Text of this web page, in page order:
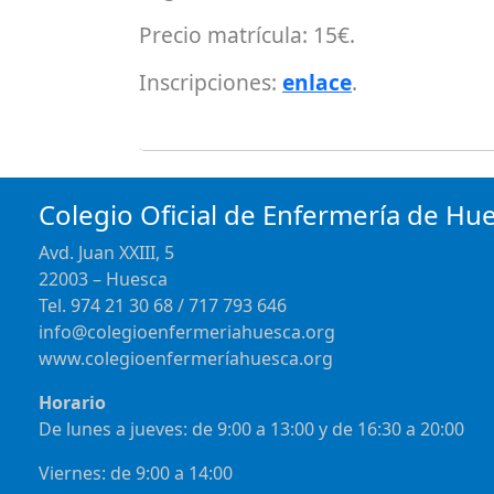
Precio matrícula: 15€.
Inscripciones: enlace.
Colegio Oficial de Enfermería de
Avd. Juan XXIII, 5
22003 – Huesca
Tel. 974 21 30 68 / 717 793 646
info@colegioenfermeriahuesca.org
www.colegioenfermeríahuesca.org
Horario
De lunes a jueves: de 9:00 a 13:00 y de 16:30 a 20:00
Viernes: de 9:00 a 14:00